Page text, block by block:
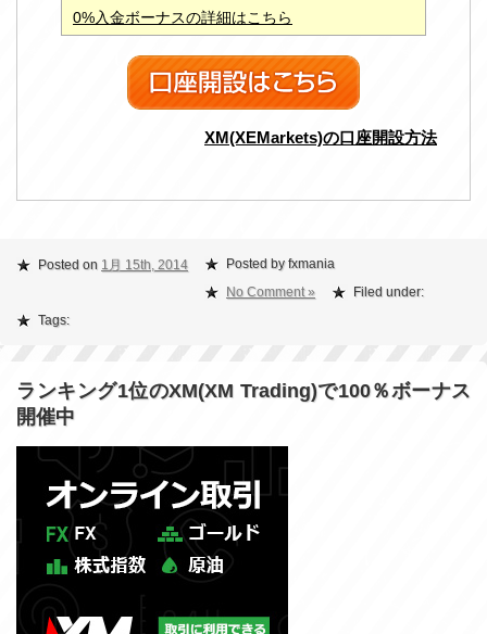
0%入金ボーナスの詳細はこちら
XM(XEMarkets)の口座開設方法
Posted on 1月 15th, 2014
Posted by fxmania
No Comment »
Filed under:
Tags:
ランキング1位のXM(XM Trading)で100％ボーナス
開催中